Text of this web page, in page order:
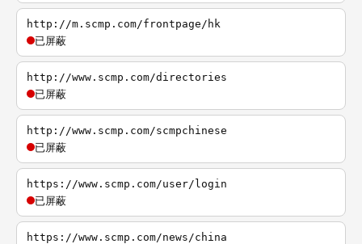
http://m.scmp.com/frontpage/hk
已屏蔽
http://www.scmp.com/directories
已屏蔽
http://www.scmp.com/scmpchinese
已屏蔽
https://www.scmp.com/user/login
已屏蔽
https://www.scmp.com/news/china